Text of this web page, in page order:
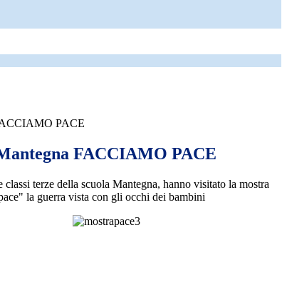
PACE
FACCIAMO PACE
terze della scuola Mantegna, hanno visitato la mostra
la guerra vista con gli occhi dei bambini